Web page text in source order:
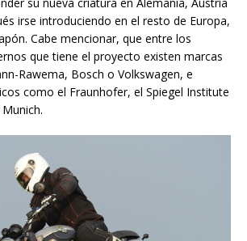
irse introduciendo en el resto de Europa,
Cabe mencionar, que entre los
que tiene el proyecto existen marcas
Rawema, Bosch o Volkswagen, e
como el Fraunhofer, el Spiegel Institute